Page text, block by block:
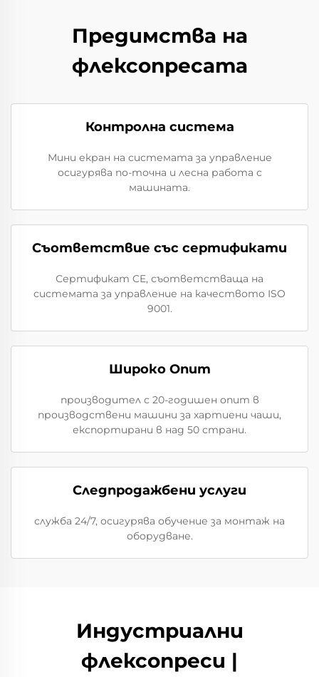
Предимства на
флексопресата
Контролна система
Мини екран на системата за управление
осигурява по-точна и лесна работа с
машината.
Съответствие със сертификати
Сертификат CE, съответстваща на
системата за управление на качеството ISO
9001.
Широко Опит
производител с 20-годишен опит в
производствени машини за хартиени чаши,
експортирани в над 50 страни.
Следпродажбени услуги
служба 24/7, осигурява обучение за монтаж на
оборудване.
Индустриални
флексопреси |